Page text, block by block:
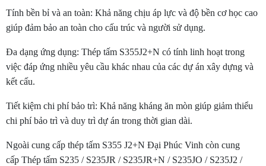
Tính bền bỉ và an toàn: Khả năng chịu áp lực và độ bền cơ học cao
giúp đảm bảo an toàn cho cấu trúc và người sử dụng.
Đa dạng ứng dụng: Thép tấm S355J2+N có tính linh hoạt trong
việc đáp ứng nhiều yêu cầu khác nhau của các dự án xây dựng và
kết cấu.
Tiết kiệm chi phí bảo trì: Khả năng kháng ăn mòn giúp giảm thiểu
chi phí bảo trì và duy trì dự án trong thời gian dài.
Ngoài cung cấp thép tấm S355 J2+N Đại Phúc Vinh còn cung
cấp Thép tấm S235 / S235JR / S235JR+N / S235JO / S235J2 /